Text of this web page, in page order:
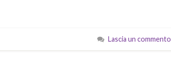
Lascia un commento